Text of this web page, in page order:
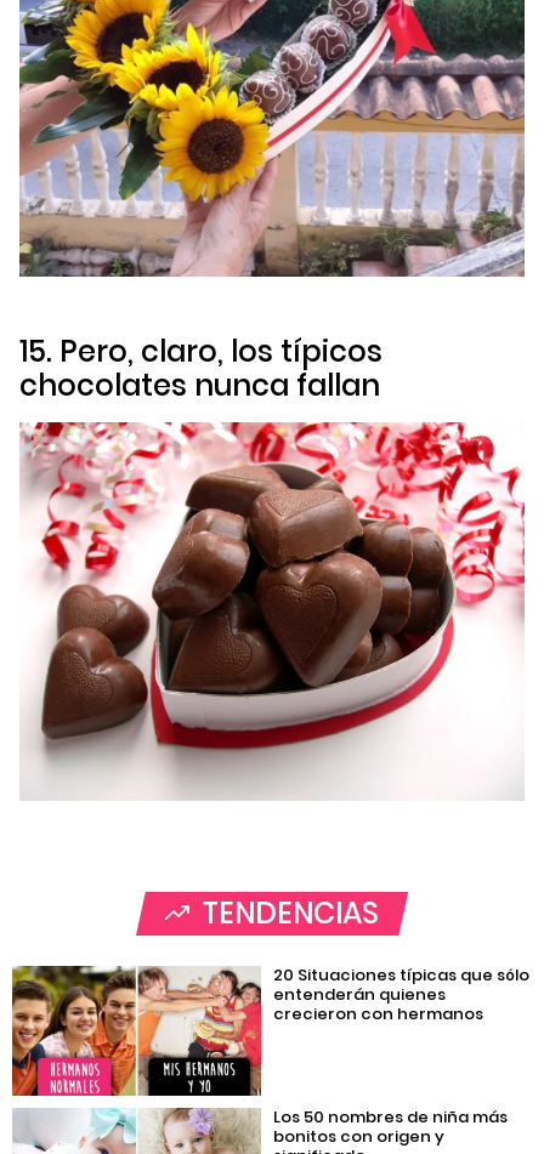
15. Pero, claro, los típicos
chocolates nunca fallan
TENDENCIAS
20 Situaciones típicas que sólo
entenderán quienes
crecieron con hermanos
Los 50 nombres de niña más
bonitos con origen y